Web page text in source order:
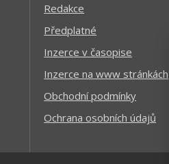
Redakce
Předplatné
Inzerce v časopise
Inzerce na www stránkách
Obchodní podmínky
Ochrana osobních údajů